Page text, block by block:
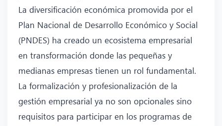
La diversificación económica promovida por el
Plan Nacional de Desarrollo Económico y Social
(PNDES) ha creado un ecosistema empresarial
en transformación donde las pequeñas y
medianas empresas tienen un rol fundamental.
La formalización y profesionalización de la
gestión empresarial ya no son opcionales sino
requisitos para participar en los programas de